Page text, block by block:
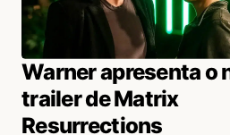
Warner apresenta o
trailer de Matrix
Resurrections